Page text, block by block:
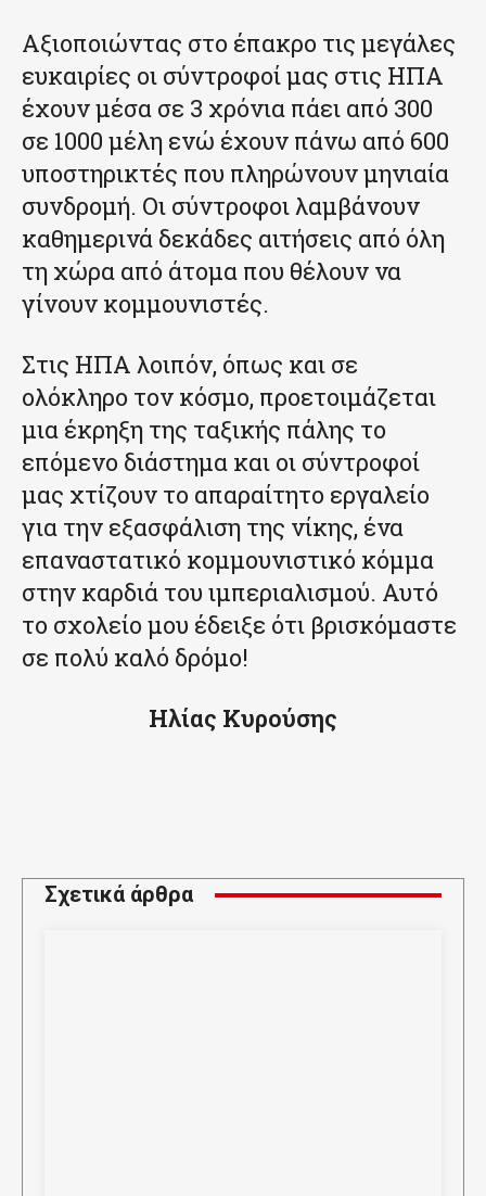
Αξιοποιώντας στο έπακρο τις μεγάλες
ευκαιρίες οι σύντροφοί μας στις ΗΠΑ
έχουν μέσα σε 3 χρόνια πάει από 300
σε 1000 μέλη ενώ έχουν πάνω από 600
υποστηρικτές που πληρώνουν μηνιαία
συνδρομή. Οι σύντροφοι λαμβάνουν
καθημερινά δεκάδες αιτήσεις από όλη
τη χώρα από άτομα που θέλουν να
γίνουν κομμουνιστές.
Στις ΗΠΑ λοιπόν, όπως και σε
ολόκληρο τον κόσμο, προετοιμάζεται
μια έκρηξη της ταξικής πάλης το
επόμενο διάστημα και οι σύντροφοί
μας χτίζουν το απαραίτητο εργαλείο
για την εξασφάλιση της νίκης, ένα
επαναστατικό κομμουνιστικό κόμμα
στην καρδιά του ιμπεριαλισμού. Αυτό
το σχολείο μου έδειξε ότι βρισκόμαστε
σε πολύ καλό δρόμο!
Ηλίας Κυρούσης
Σχετικά άρθρα